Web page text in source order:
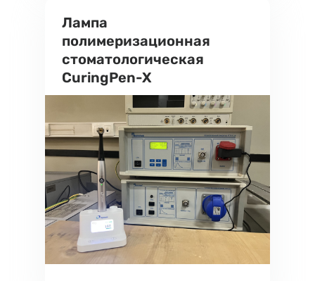
Лампа
полимеризационная
стоматологическая
CuringPen-X